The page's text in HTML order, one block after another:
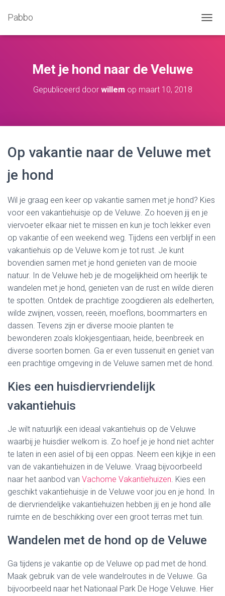
Pabbo
A
E
L
Met je hond naar de Veluwe
Gepubliceerd door willem op maart 10, 2018
Op vakantie naar de Veluwe met
je hond
Wil je graag een keer op vakantie samen met je hond? Kies
voor een vakantiehuisje op de Veluwe. Zo hoeven jij en je
viervoeter elkaar niet te missen en kun je toch lekker even
op vakantie of een weekend weg. Tijdens een verblijf in een
vakantiehuis op de Veluwe kom je tot rust. Je kunt
bovendien samen met je hond genieten van de mooie
natuur. In de Veluwe heb je de mogelijkheid om heerlijk te
wandelen met je hond, genieten van de rust en wilde dieren
te spotten. Ontdek de prachtige zoogdieren als edelherten,
wilde zwijnen, vossen, reeën, moeflons, boommarters en
dassen. Tevens zijn er diverse mooie planten te
bewonderen zoals klokjesgentiaan, heide, beenbreek en
diverse soorten bomen. Ga er even tussenuit en geniet van
een prachtige omgeving in de Veluwe samen met de hond.
Kies een huisdiervriendelijk
vakantiehuis
Je wilt natuurlijk een ideaal vakantiehuis op de Veluwe
waarbij je huisdier welkom is. Zo hoef je je hond niet achter
te laten in een asiel of bij een oppas. Neem een kijkje in een
van de vakantiehuizen in de Veluwe. Vraag bijvoorbeeld
naar het aanbod van Vachome Vakantiehuizen. Kies een
geschikt vakantiehuisje in de Veluwe voor jou en je hond. In
de diervriendelijke vakantiehuizen hebben jij en je hond alle
ruimte en de beschikking over een groot terras met tuin.
Wandelen met de hond op de Veluwe
Ga tijdens je vakantie op de Veluwe op pad met de hond.
Maak gebruik van de vele wandelroutes in de Veluwe. Ga
bijvoorbeeld naar het Nationaal Park De Hoge Veluwe. Hier